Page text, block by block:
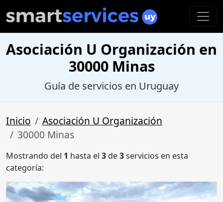
Asociación U Organización en
30000 Minas
Guía de servicios en Uruguay
Inicio
Asociación U Organización
30000 Minas
Mostrando del 1 hasta el 3de3servicios en esta
categoría: